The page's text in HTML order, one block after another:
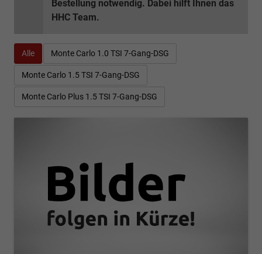
Bestellung notwendig. Dabei hilft Ihnen das
HHC Team.
Alle Monte Carlo 1.0 TSI 7-Gang-DSG
Monte Carlo 1.5 TSI 7-Gang-DSG
Monte Carlo Plus 1.5 TSI 7-Gang-DSG